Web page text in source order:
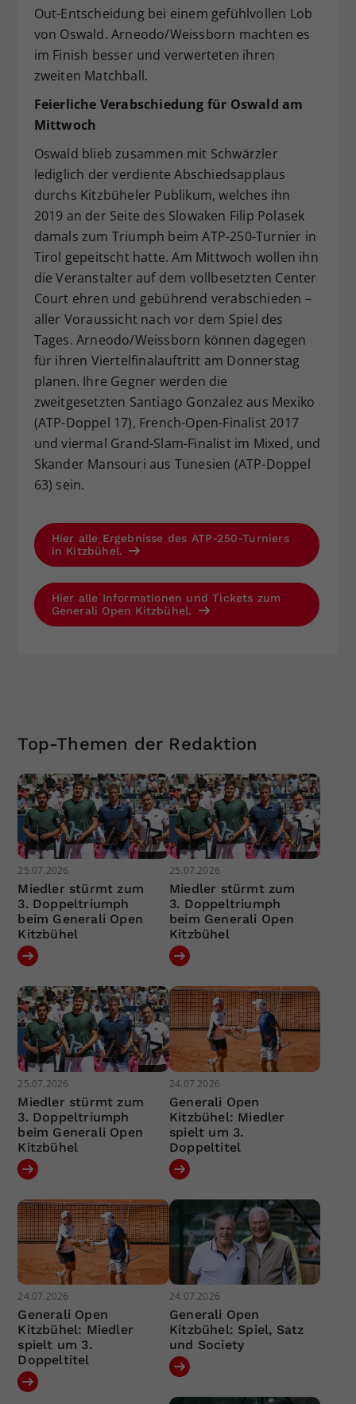
Out-Entscheidung bei einem gefühlvollen Lob
von Oswald. Arneodo/Weissborn machten es
im Finish besser und verwerteten ihren
zweiten Matchball.
Feierliche Verabschiedung für Oswald am
Mittwoch
Oswald blieb zusammen mit Schwärzler
lediglich der verdiente Abschiedsapplaus
durchs Kitzbüheler Publikum, welches ihn
2019 an der Seite des Slowaken Filip Polasek
damals zum Triumph beim ATP-250-Turnier in
Tirol gepeitscht hatte. Am Mittwoch wollen ihn
die Veranstalter auf dem vollbesetzten Center
Court ehren und gebührend verabschieden –
aller Voraussicht nach vor dem Spiel des
Tages. Arneodo/Weissborn können dagegen
für ihren Viertelfinalauftritt am Donnerstag
planen. Ihre Gegner werden die
zweitgesetzten Santiago Gonzalez aus Mexiko
(ATP-Doppel 17), French-Open-Finalist 2017
und viermal Grand-Slam-Finalist im Mixed, und
Skander Mansouri aus Tunesien (ATP-Doppel
63) sein.
Hier alle Ergebnisse des ATP-250-Turniers
in Kitzbühel.
Hier alle Informationen und Tickets zum
Generali Open Kitzbühel.
Top-Themen der Redaktion
25.07.2026
Miedler stürmt zum
3. Doppeltriumph
beim Generali Open
Kitzbühel
25.07.2026
Miedler stürmt zum
3. Doppeltriumph
beim Generali Open
Kitzbühel
25.07.2026
Miedler stürmt zum
3. Doppeltriumph
beim Generali Open
Kitzbühel
24.07.2026
Generali Open
Kitzbühel: Miedler
spielt um 3.
Doppeltitel
24.07.2026
Generali Open
Kitzbühel: Miedler
spielt um 3.
Doppeltitel
24.07.2026
Generali Open
Kitzbühel: Spiel, Satz
und Society